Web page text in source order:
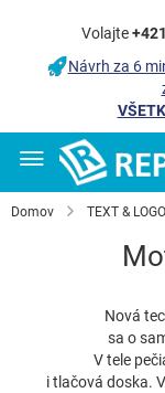
Volajte
Návrh za 6
Domov TEXT & LOGO
Nová
sa o
V tele
i tlačová doska.